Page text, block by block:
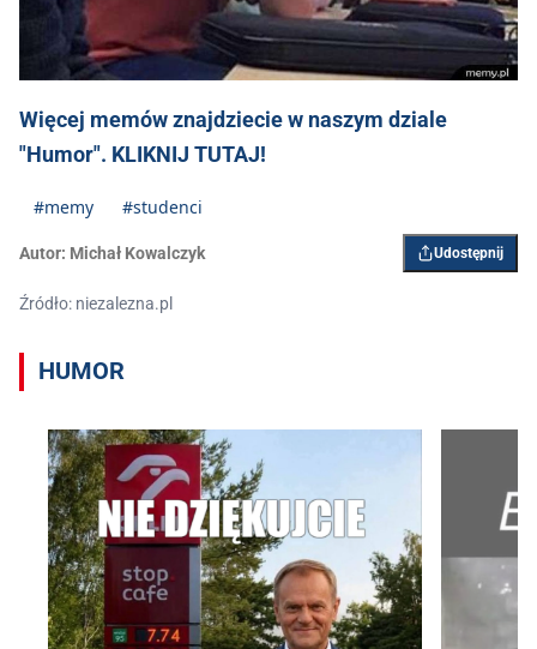
Więcej memów znajdziecie w naszym dziale
"Humor". KLIKNIJ TUTAJ!
#memy #studenci
Autor: Michał Kowalczyk Udostępnij
Źródło: niezalezna.pl
HUMOR